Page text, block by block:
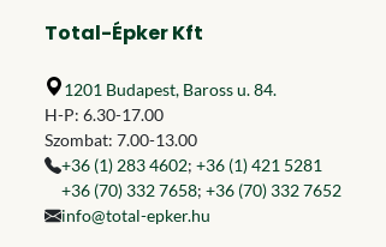
Total-Épker Kft
1201 Budapest, Baross u. 84.
H-P: 6.30-17.00
Szombat: 7.00-13.00
+36 (1) 283 4602; +36 (1) 421 5281
+36 (70) 332 7658; +36 (70) 332 7652
info@total-epker.hu